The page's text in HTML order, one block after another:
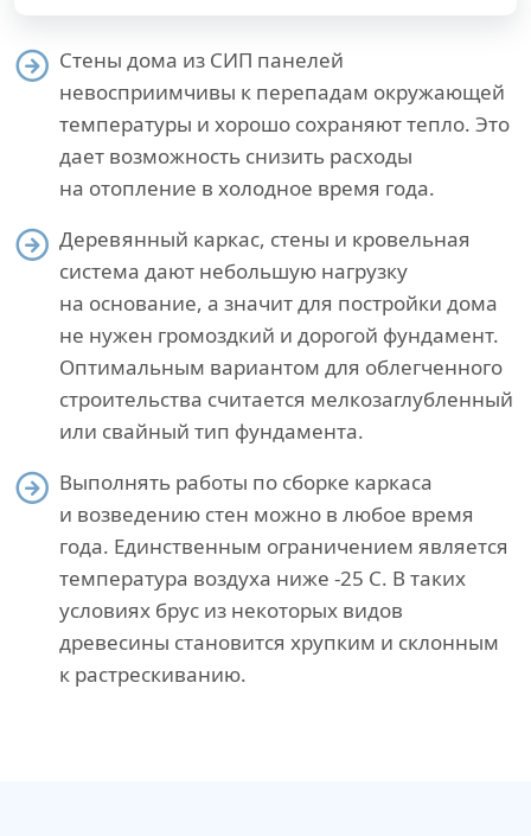
Стены дома из СИП панелей
невосприимчивы к перепадам окружающей
температуры и хорошо сохраняют тепло. Это
дает возможность снизить расходы
на отопление в холодное время года.
Деревянный каркас, стены и кровельная
система дают небольшую нагрузку
на основание, а значит для постройки дома
не нужен громоздкий и дорогой фундамент.
Оптимальным вариантом для облегченного
строительства считается мелкозаглубленный
или свайный тип фундамента.
Выполнять работы по сборке каркаса
и возведению стен можно в любое время
года. Единственным ограничением является
температура воздуха ниже -25 С. В таких
условиях брус из некоторых видов
древесины становится хрупким и склонным
к растрескиванию.